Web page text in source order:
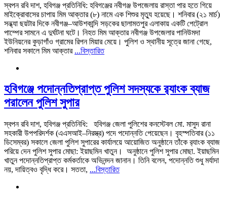
স্বপন রবি দাশ, হবিগঞ্জ প্রতিনিধি: হবিগঞ্জের নবীগঞ্জ উপজেলায় রাস্তা পার হতে গিয়ে
মাইক্রোবাসের চাপায় মিম আক্তার (৮) নামে এক শিশুর মৃত্যু হয়েছে। শনিবার (২১ মার্চ)
সন্ধ্যা ছয়টার দিকে নবীগঞ্জ–আউশকান্দি সড়কের ছালামতপুর এলাকায় একটি পেট্রোল
পাম্পের সামনে এ দুর্ঘটনা ঘটে। নিহত মিম আক্তার নবীগঞ্জ উপজেলার পানিউমদা
ইউনিয়নের কুড়াগাঁও গ্রামের রিপন মিয়ার মেয়ে। ‎পুলিশ ও স্থানীয় সূত্রে জানা গেছে,
শনিবার সকালে মিম আক্তার ...বিস্তারিত
‎হবিগঞ্জে পদোন্নতিপ্রাপ্ত পুলিশ সদস্যকে র‍্যাংক ব্যাজ
পরালেন পুলিশ সুপার
‎স্বপন রবি দাশ, হবিগঞ্জ প্রতিনিধি: ‎ ‎ ‎হবিগঞ্জ জেলা পুলিশের কনস্টেবল মো. মাসুদ রানা
সহকারী উপপরিদর্শক (এএসআই–নিরস্ত্র) পদে পদোন্নতি পেয়েছেন। বৃহস্পতিবার (১১
ডিসেম্বর) সকালে জেলা পুলিশ সুপারের কার্যালয়ে আয়োজিত অনুষ্ঠানে তাঁকে র‌্যাংক ব্যাজ
পরিয়ে দেন পুলিশ সুপার মোছা: ইয়াছমিন খাতুন। ‎ ‎অনুষ্ঠানে পুলিশ সুপার মোছা. ইয়াছমিন
খাতুন পদোন্নতিপ্রাপ্ত কর্মকর্তাকে অভিনন্দন জানান। তিনি বলেন, পদোন্নতি শুধু মর্যাদা
নয়, দায়িত্বও বৃদ্ধি করে। সততা, ...বিস্তারিত